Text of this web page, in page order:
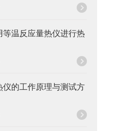
等温反应量热仪进行热
仪的工作原理与测试方